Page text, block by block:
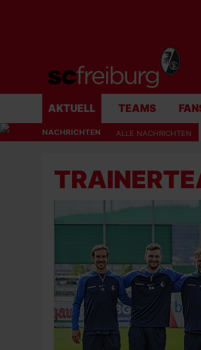
AKTUELL TEAMS
NACHRICHTEN ALLE NACHRICHTEN